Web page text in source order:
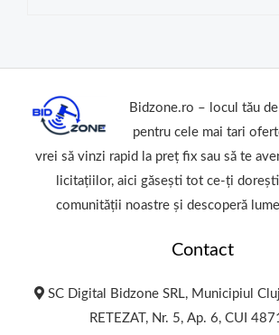
Bidzone.ro – locul tău
pentru cele mai tari
vrei să vinzi rapid la preț fix sau să te
licitațiilor, aici găsești tot ce-ți
comunității noastre și descoperă
Contact
SC Digital Bidzone SRL, Municipiul
RETEZAT, Nr. 5, Ap. 6, CUI